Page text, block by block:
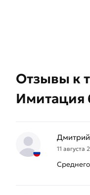
Отзывы к
Имитация
Дмитрий
11 августа